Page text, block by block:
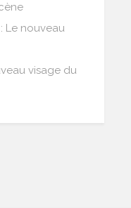
Le nouveau
visage du